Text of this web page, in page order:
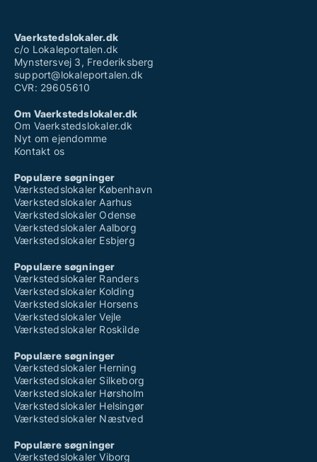
Vaerkstedslokaler.dk
c/o Lokaleportalen.dk
Mynstersvej 3, Frederiksberg
support@lokaleportalen.dk
CVR: 29605610
Om Vaerkstedslokaler.dk
Om Vaerkstedslokaler.dk
Nyt om ejendomme
Kontakt os
Populære søgninger
Værkstedslokaler København
Værkstedslokaler Aarhus
Værkstedslokaler Odense
Værkstedslokaler Aalborg
Værkstedslokaler Esbjerg
Populære søgninger
Værkstedslokaler Randers
Værkstedslokaler Kolding
Værkstedslokaler Horsens
Værkstedslokaler Vejle
Værkstedslokaler Roskilde
Populære søgninger
Værkstedslokaler Herning
Værkstedslokaler Silkeborg
Værkstedslokaler Hørsholm
Værkstedslokaler Helsingør
Værkstedslokaler Næstved
Populære søgninger
Værkstedslokaler Viborg